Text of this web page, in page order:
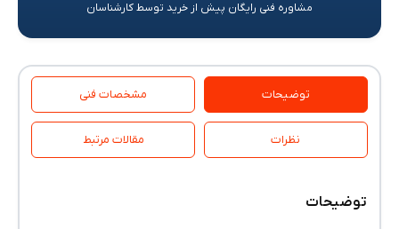
مشاوره فنی رایگان پیش از خرید توسط کارشناسان
توضیحات مشخصات فنی
نظرات مقالات مرتبط
توضیحات